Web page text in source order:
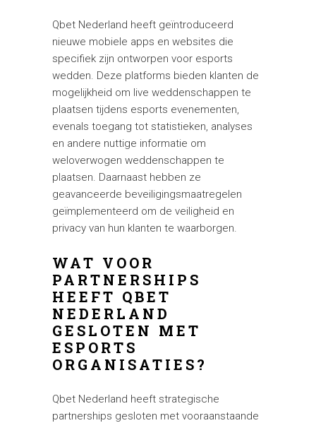
Qbet Nederland heeft geïntroduceerd
nieuwe mobiele apps en websites die
specifiek zijn ontworpen voor esports
wedden. Deze platforms bieden klanten de
mogelijkheid om live weddenschappen te
plaatsen tijdens esports evenementen,
evenals toegang tot statistieken, analyses
en andere nuttige informatie om
weloverwogen weddenschappen te
plaatsen. Daarnaast hebben ze
geavanceerde beveiligingsmaatregelen
geïmplementeerd om de veiligheid en
privacy van hun klanten te waarborgen.
WAT VOOR
PARTNERSHIPS
HEEFT QBET
NEDERLAND
GESLOTEN MET
ESPORTS
ORGANISATIES?
Qbet Nederland heeft strategische
partnerships gesloten met vooraanstaande